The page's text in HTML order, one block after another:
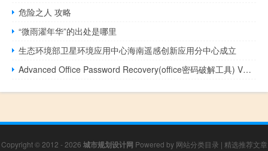
危险之人 攻略
“微雨濯年华”的出处是哪里
生态环境部卫星环境应用中心海南遥感创新应用分中心成立
Advanced Office Password Recovery(office密码破解工具) V1.0 破解版（Advanced Office Password Recovery(office密码破解工具) V1.0 破解版功能简介）
Copyright © 2012 - 2026 城市规划设计网 Powered by 网站分类目录 | 精选推荐文章